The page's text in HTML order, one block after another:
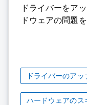
ドライバーをア
ドウェアの問題
ドライバーのアッ
ハードウェアのス